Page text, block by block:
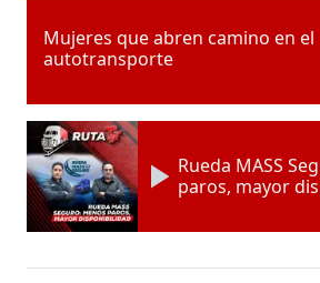
Mujeres que abren camino en el
autotransporte
Rueda MASS
paros, mayor